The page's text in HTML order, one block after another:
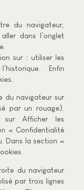
du navigateur,
dans l’onglet
sur : utiliser les
Enfin
du navigateur sur
par un rouage).
sur Afficher les
« Confidentialité
Dans la section «
du navigateur
par trois lignes